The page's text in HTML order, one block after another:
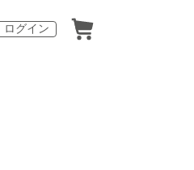
ログイン